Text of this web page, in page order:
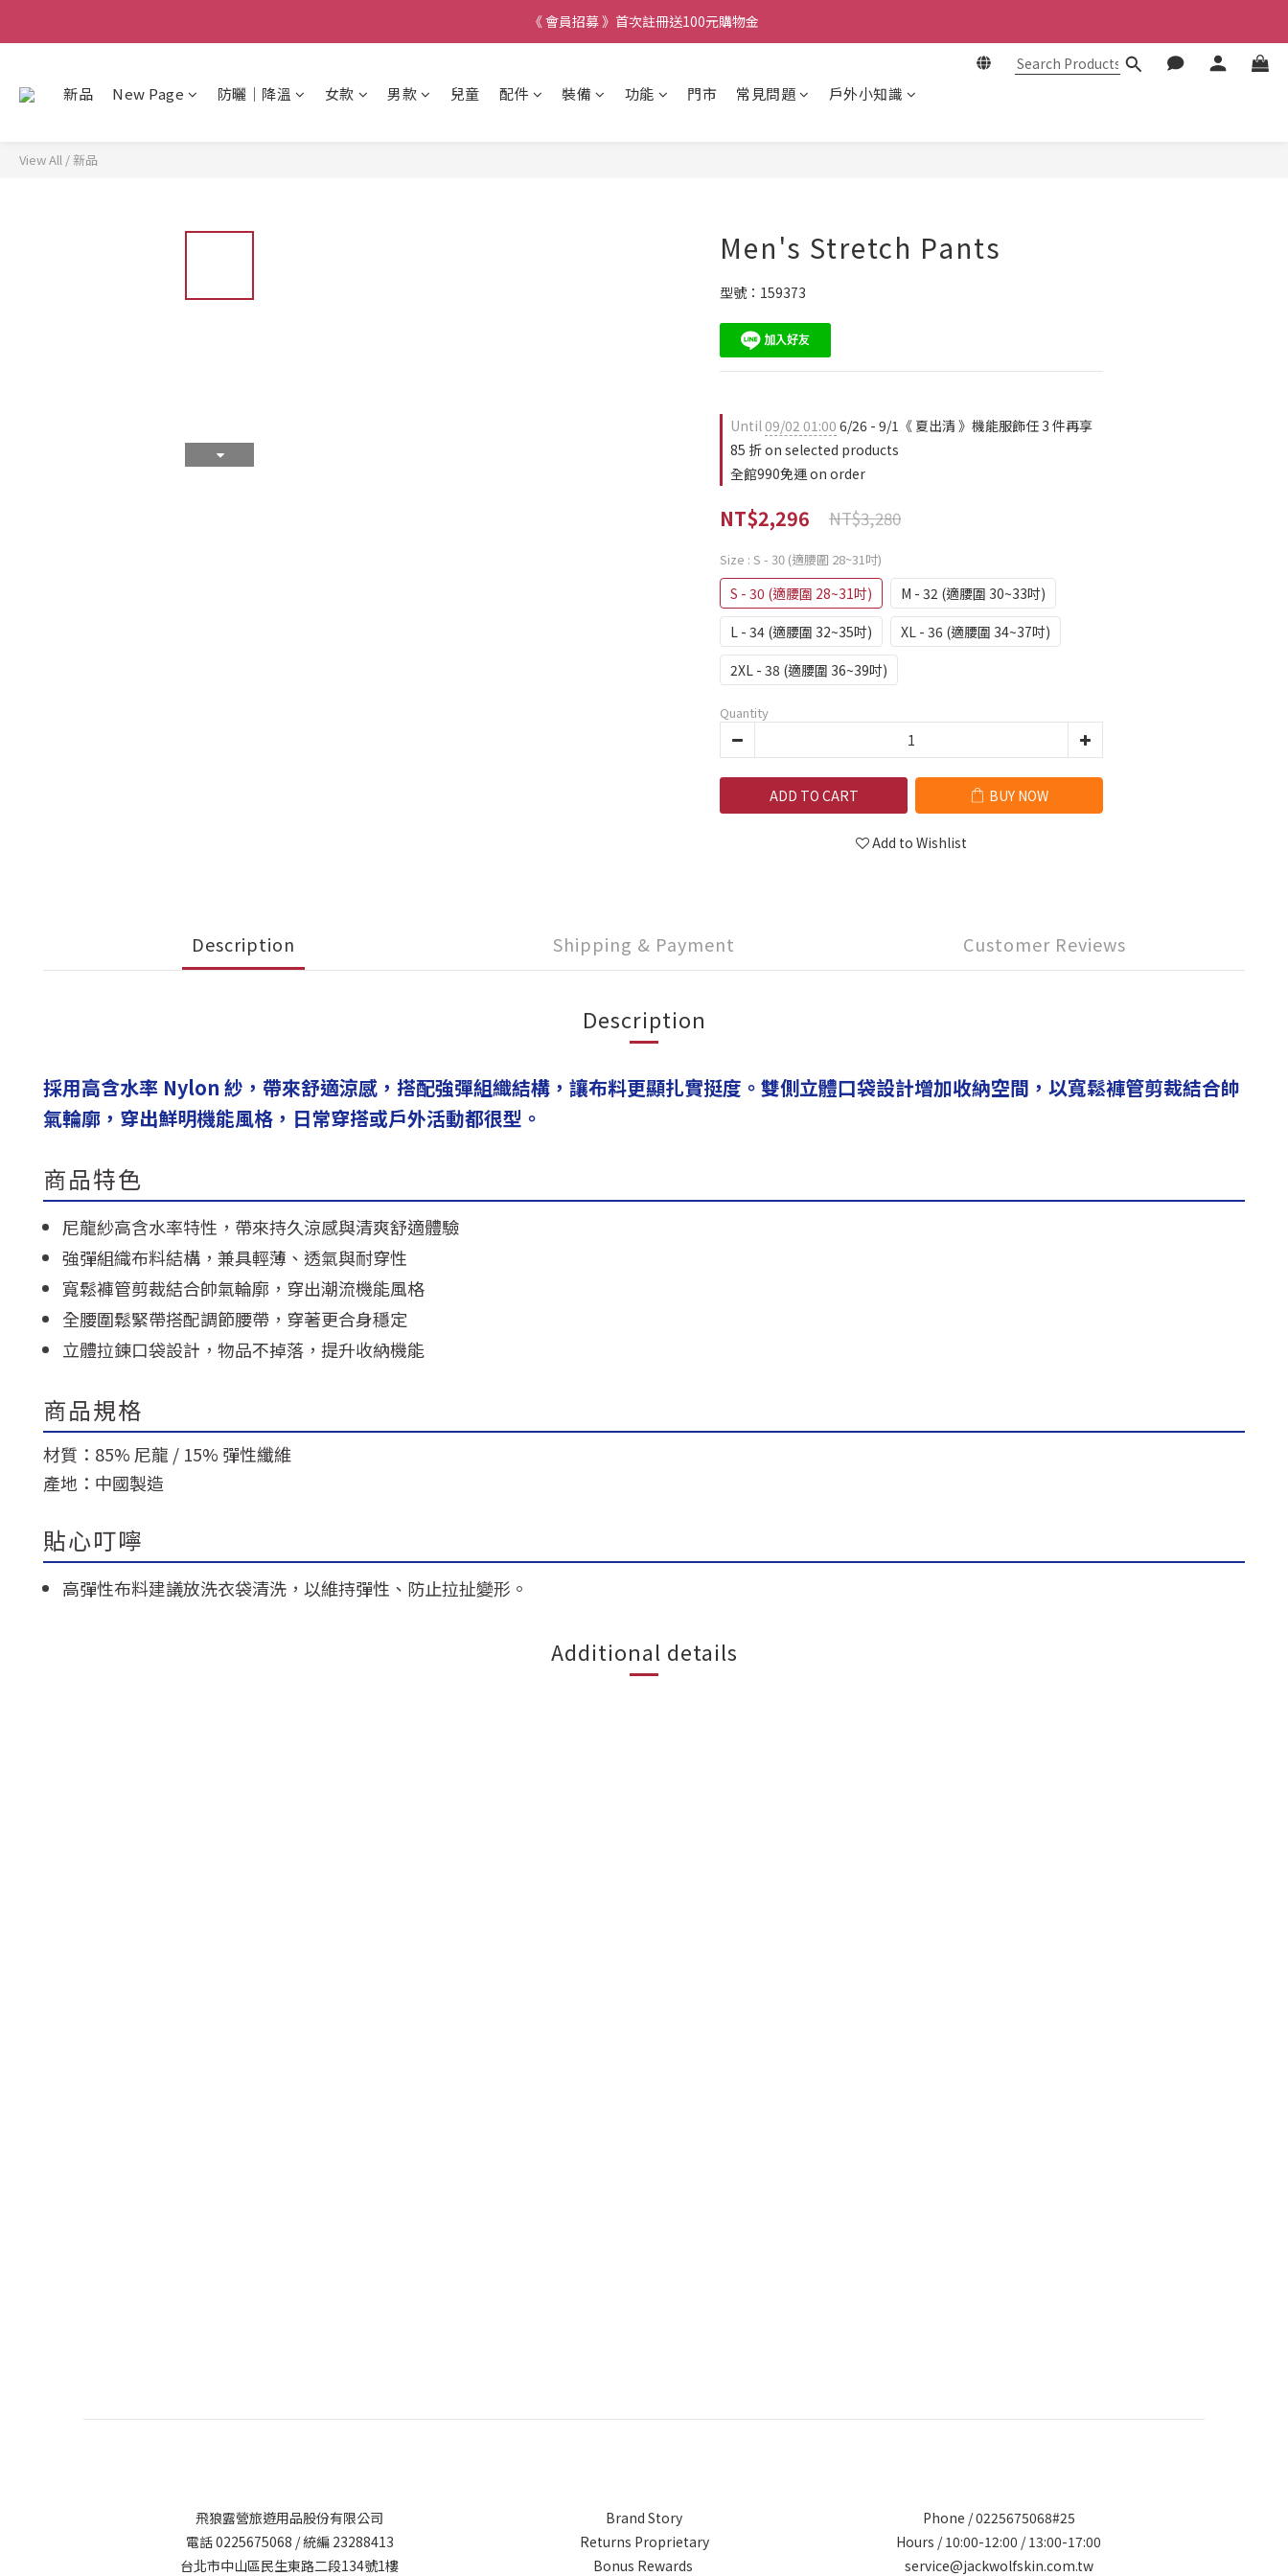
《 會員招募 》首次註冊送100元購物金
新品 New Page 防曬│降溫 女款 男款 兒童 配件 裝備 功能 門市 常見問題 戶外小知識
View All /新品
Men's Stretch Pants
型號：159373
Until09/02 01:00 6/26 - 9/1《 夏出清 》機能服飾任 3 件再享
85 折 on selected products
全館990免運 on order
NT$2,296 NT$3,280
Size : S - 30 (適腰圍 28~31吋)
S - 30 (適腰圍 28~31吋)
M - 32 (適腰圍 30~33吋)
L - 34 (適腰圍 32~35吋)
XL - 36 (適腰圍 34~37吋)
2XL - 38 (適腰圍 36~39吋)
Quantity
ADD TO CART BUY NOW
Add to Wishlist
Description Shipping & Payment Customer Reviews
Description
採用高含水率 Nylon 紗，帶來舒適涼感，搭配強彈組織結構，讓布料更顯扎實挺度。雙側立體口袋設計增加收納空間，以寬鬆褲管剪裁結合帥
氣輪廓，穿出鮮明機能風格，日常穿搭或戶外活動都很型。
商品特色
尼龍紗高含水率特性，帶來持久涼感與清爽舒適體驗
強彈組織布料結構，兼具輕薄、透氣與耐穿性
寬鬆褲管剪裁結合帥氣輪廓，穿出潮流機能風格
全腰圍鬆緊帶搭配調節腰帶，穿著更合身穩定
立體拉鍊口袋設計，物品不掉落，提升收納機能
商品規格
材質：85% 尼龍 / 15% 彈性纖維
產地：中國製造
貼心叮嚀
高彈性布料建議放洗衣袋清洗，以維持彈性、防止拉扯變形。
Additional details
飛狼露營旅遊用品股份有限公司
電話 0225675068 / 統編 23288413
台北市中山區民生東路二段134號1樓
Brand Story
Returns Proprietary
Bonus Rewards
Phone / 0225675068#25
Hours / 10:00-12:00 / 13:00-17:00
service@jackwolfskin.com.tw